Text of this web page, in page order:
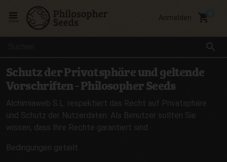
search
Anmelden local_grocery_store
Schutz der Privatsphäre und geltende
Vorschriften - Philosopher Seeds
Alchimiaweb S.L. respektiert das Recht auf Privatsphäre
und Schutz der Nutzerdaten. Als Benutzer sollten Sie
wissen, dass Ihre Rechte garantiert sind.
Bedingungen geteilt.